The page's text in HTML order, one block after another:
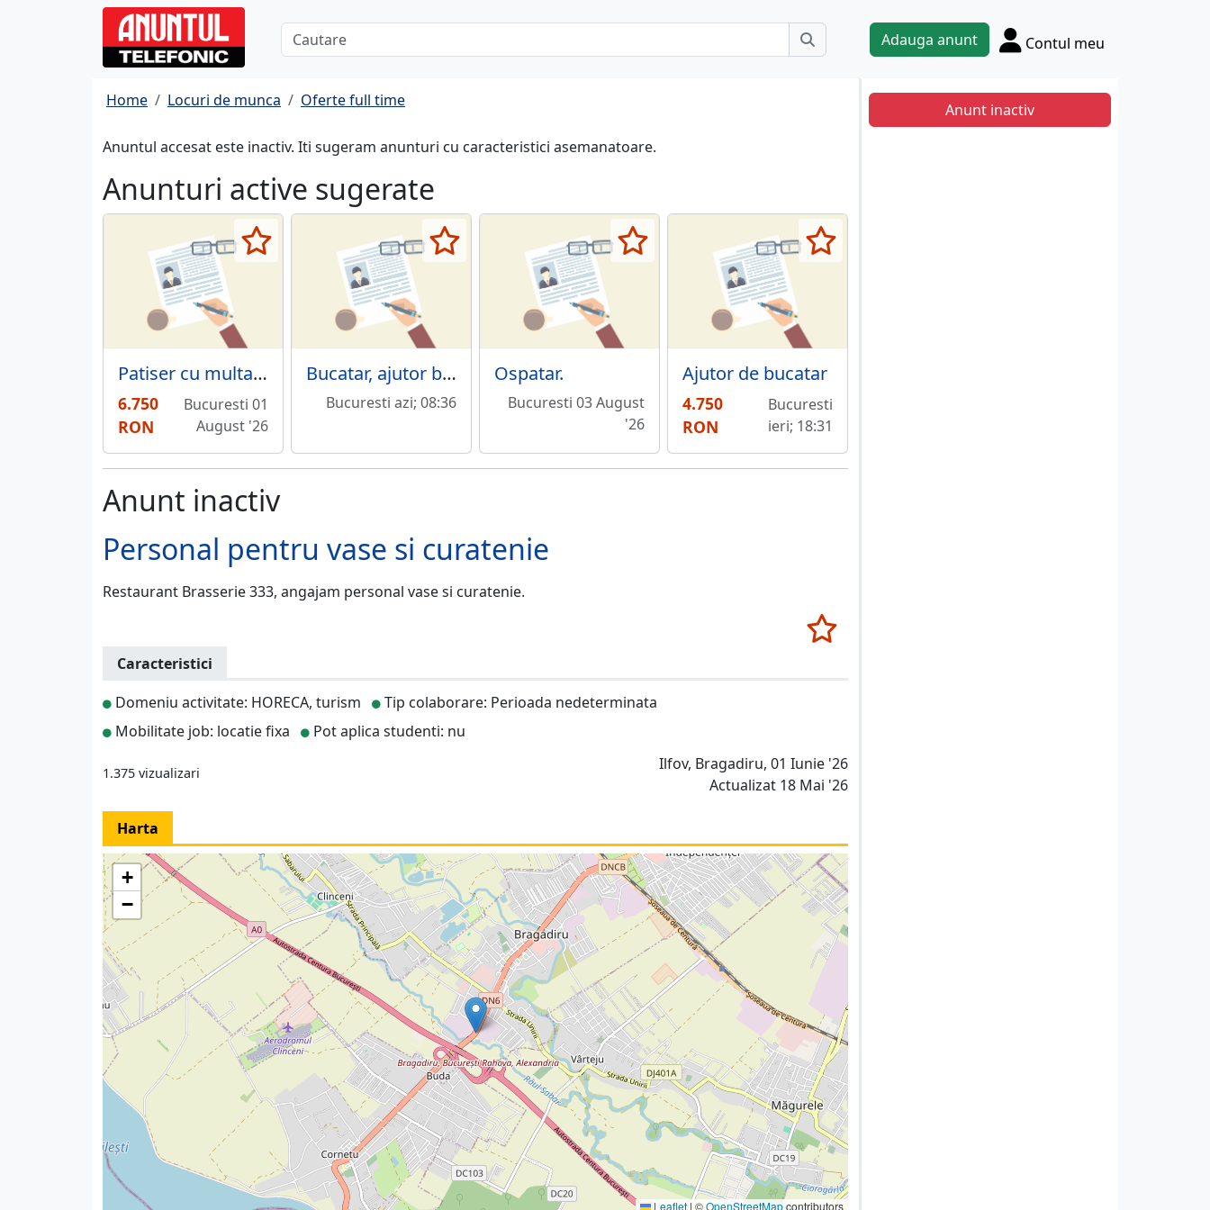
Adauga anunt Contul meu
Home Locuri de munca Oferte full time
Anuntul accesat este inactiv. Iti sugeram anunturi cu caracteristici asemanatoare.
Anunturi active sugerate
Patiser cu multa experienta practica
6.750
RON
Bucuresti 01
August '26
Bucatar, ajutor bucatar, pentru Zoomserie Militari
Bucuresti azi; 08:36
Ospatar.
Bucuresti 03 August
'26
Ajutor de bucatar
4.750
RON
Bucuresti
ieri; 18:31
Anunt inactiv
Personal pentru vase si curatenie
Restaurant Brasserie 333, angajam personal vase si curatenie.
Caracteristici
Domeniu activitate: HORECA, turism
Tip colaborare: Perioada nedeterminata
Mobilitate job: locatie fixa
Pot aplica studenti: nu
1.375 vizualizari
Ilfov, Bragadiru, 01 Iunie '26
Actualizat 18 Mai '26
Harta
+
−
Leaflet | ©OpenStreetMapcontributors
Anunt inactiv